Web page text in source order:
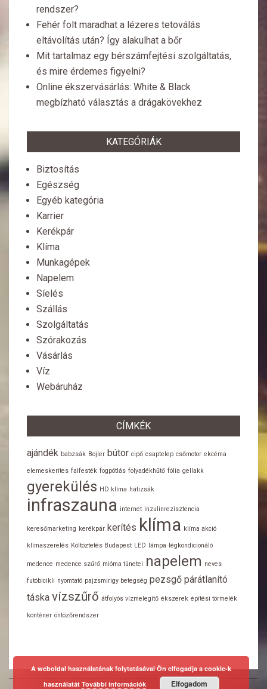
rendszer?
Fehér folt maradhat a lézeres tetoválás
eltávolítás után? Így alakulhat a bőr
Mit tartalmaz egy bérszámfejtési szolgáltatás,
és mire érdemes figyelni?
Online ékszervásárlás: White & Black
megbízható választás a drágakövekhez
KATEGÓRIÁK
Biztosítás
Egészség
Egyéb kategória
Karrier
Kerékpár
Klíma
Munkagépek
Napelem
Síelés
Szállás
Szolgáltatás
Szórakozás
Vásárlás
Víz
Webáruház
CÍMKÉK
ajándék babzsák Bojler bútor cipő csaptelep csőmotor ekcéma
elemeskerites falfesték fogpótlás folyadékhűtő fólia gellakk
gyerekülés HD klíma hátizsák
infraszauna internet inzulinrezisztencia
keresőmarketing kerékpár kerítés klíma klíma akció
klímaszerelés Költöztetés Budapest LED lámpa légkondicionáló
medence medence szűrő mióma tünetei napelem neves
futóbicikli nyomtató pajzsmirigy betegség pezsgő párátlanító
táska vízszűrő átfolyós vízmelegítő ékszerek építési törmelék
konténer öntözőrendszer
A weboldal használatának folytatásával Ön elfogadja a cookie-k
használatát További információk Elfogadom